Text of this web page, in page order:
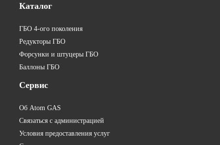
Каталог
ГБО 4-ого поколения
Редукторы ГБО
Форсунки и штуцеры ГБО
Баллоны ГБО
Сервис
Об Atom GAS
Связаться с администрацией
Условия предоставления услуг